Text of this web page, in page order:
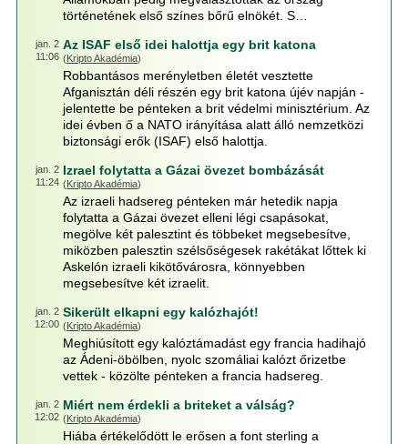
történetének első színes bőrű elnökét. S…
jan. 2
11:06
Az ISAF első idei halottja egy brit katona
(Kripto Akadémia)
Robbantásos merényletben életét vesztette
Afganisztán déli részén egy brit katona újév napján -
jelentette be pénteken a brit védelmi minisztérium. Az
idei évben ő a NATO irányítása alatt álló nemzetközi
biztonsági erők (ISAF) első halottja.
jan. 2
11:24
Izrael folytatta a Gázai övezet bombázását
(Kripto Akadémia)
Az izraeli hadsereg pénteken már hetedik napja
folytatta a Gázai övezet elleni légi csapásokat,
megölve két palesztint és többeket megsebesítve,
miközben palesztin szélsőségesek rakétákat lőttek ki
Askelón izraeli kikötővárosra, könnyebben
megsebesítve két izraelit.
jan. 2
12:00
Sikerült elkapni egy kalózhajót!
(Kripto Akadémia)
Meghiúsított egy kalóztámadást egy francia hadihajó
az Ádeni-öbölben, nyolc szomáliai kalózt őrizetbe
vettek - közölte pénteken a francia hadsereg.
jan. 2
12:02
Miért nem érdekli a briteket a válság?
(Kripto Akadémia)
Hiába értékelődött le erősen a font sterling a